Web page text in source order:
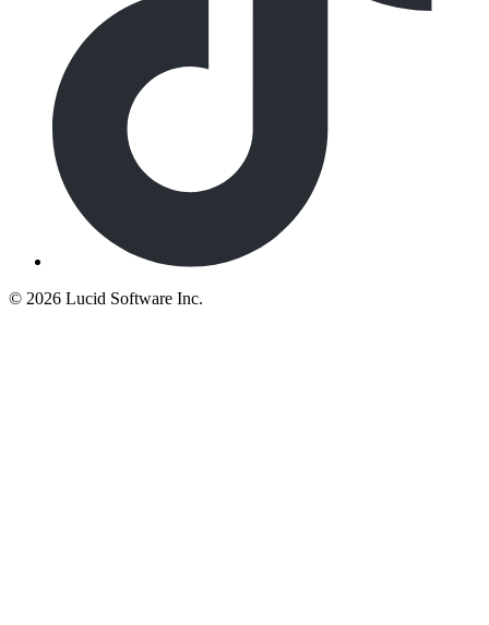
© 2026 Lucid Software Inc.